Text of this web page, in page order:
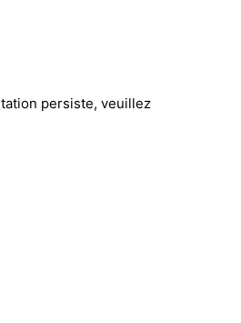
persiste, veuillez